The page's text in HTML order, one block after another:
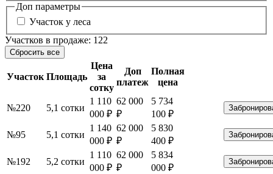
Доп параметры
Участок у леса
Участков в продаже: 122
Сбросить все
Участок Площадь
Цена
за
сотку
Доп
платеж
Полная
цена
№220 5,1 сотки
1 110
000 ₽
62 000
₽
5 734
100 ₽
№95 5,1 сотки
1 140
000 ₽
62 000
₽
5 830
400 ₽
№192 5,2 сотки
1 110
000 ₽
62 000
₽
5 834
000 ₽